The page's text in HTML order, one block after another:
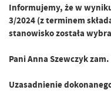
Informujemy, że w
3/2024 (z terminem
stanowisko została
Pani Anna Szewczyk
Uzasadnienie